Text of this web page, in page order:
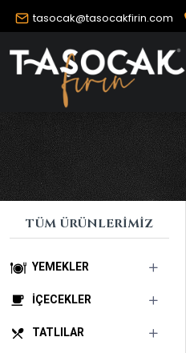
tasocak@tasocakfirin.com
TÜM ÜRÜNLERIMIZ
YEMEKLER
İÇECEKLER
TATLILAR